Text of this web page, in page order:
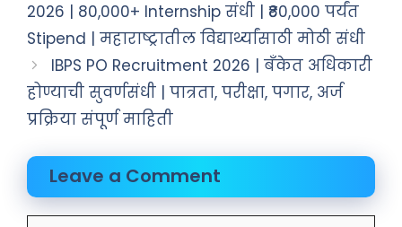
2026 | 80,000+ Internship संधी | ₹80,000 पर्यंत
Stipend | महाराष्ट्रातील विद्यार्थ्यांसाठी मोठी संधी
IBPS PO Recruitment 2026 | बँकेत अधिकारी
होण्याची सुवर्णसंधी | पात्रता, परीक्षा, पगार, अर्ज
प्रक्रिया संपूर्ण माहिती
Leave a Comment